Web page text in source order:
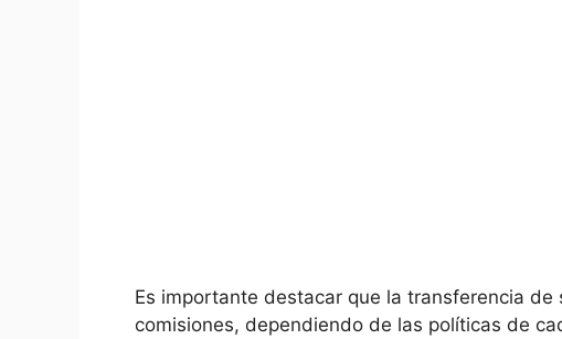
Es importante destacar que la transferencia
comisiones, dependiendo de las políticas de